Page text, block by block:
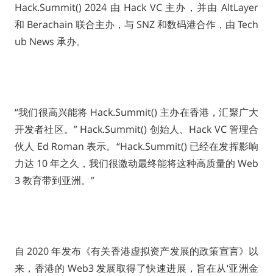
Hack.Summit() 2024 由 Hack VC 主办，并由 AltLayer
和 Berachain 联合主办，与 SNZ 和数码港合作，由 Tech
ub News 承办。
“我们很高兴能将 Hack.Summit() 主办在香港，汇聚广大
开发者社区。” Hack.Summit() 创始人、Hack VC 管理合
伙人 Ed Roman 表示。“Hack.Summit() 已经在发挥影响
力达 10 年之久，我们很激动最终能将这种高质量的 Web
3 教育带到亚洲。”
自 2020 年发布《有关香港虚拟资产发展的政策宣言》以
来，香港的 Web3 发展取得了快速进展，旨在从‘亚洲金